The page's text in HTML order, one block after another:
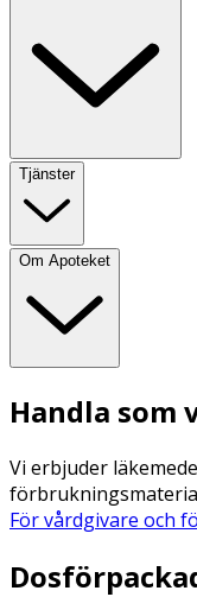
Tjänster
Om Apoteket
Handla som
Vi erbjuder
För vårdgivare och